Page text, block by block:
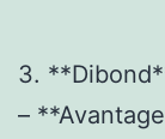
3.
–